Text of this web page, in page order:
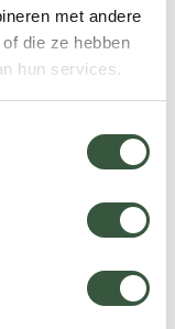
met andere
die ze hebben
hun services.